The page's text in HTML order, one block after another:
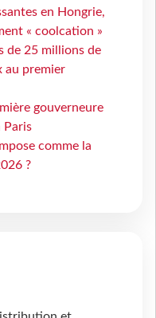
en Hongrie,
« coolcation »
de 25 millions de
au premier
gouverneure
Paris
comme la
?